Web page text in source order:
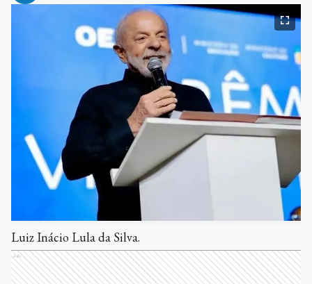
Luiz Inácio Lula da Silva.
Ads